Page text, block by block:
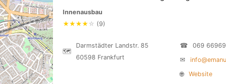
Innenausbau
★★★★ ☆ (9)
🗺
Darmstädter Landstr. 85
60598 Frankfurt
☎
069
✉
🌐
Website